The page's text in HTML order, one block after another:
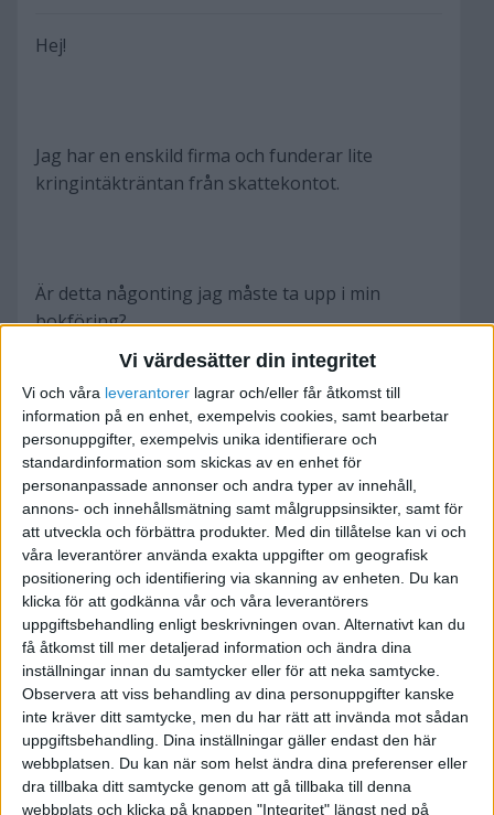
Vi värdesätter din integritet
Vi och våra leverantorer lagrar och/eller får åtkomst till
information på en enhet, exempelvis cookies, samt bearbetar
personuppgifter, exempelvis unika identifierare och
standardinformation som skickas av en enhet för
personanpassade annonser och andra typer av innehåll,
annons- och innehållsmätning samt målgruppsinsikter, samt för
att utveckla och förbättra produkter. Med din tillåtelse kan vi och
våra leverantörer använda exakta uppgifter om geografisk
positionering och identifiering via skanning av enheten. Du kan
klicka för att godkänna vår och våra leverantörers
uppgiftsbehandling enligt beskrivningen ovan. Alternativt kan du
få åtkomst till mer detaljerad information och ändra dina
inställningar innan du samtycker eller för att neka samtycke.
Observera att viss behandling av dina personuppgifter kanske
inte kräver ditt samtycke, men du har rätt att invända mot sådan
uppgiftsbehandling. Dina inställningar gäller endast den här
webbplatsen. Du kan när som helst ändra dina preferenser eller
dra tillbaka ditt samtycke genom att gå tillbaka till denna
webbplats och klicka på knappen "Integritet" längst ned på
Hej!
Jag har en enskild firma och funderar lite
kringintäkträntan från skattekontot.
Är detta någonting jag måste ta upp i min
bokföring?
DFT
2006-04-20 13:53
En enskild firma har inget eget skattekonto, utan
det är ditt eget konto. Du ska därför inte bokföra
några räntor då det inte tillhör firman utan dig
privat.